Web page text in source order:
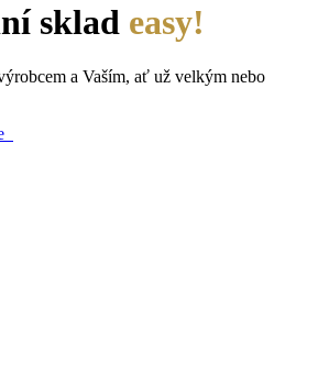
sklad easy!
a Vaším, ať už velkým nebo